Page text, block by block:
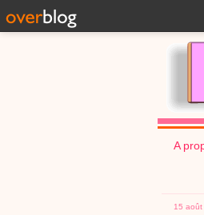
A
15 août